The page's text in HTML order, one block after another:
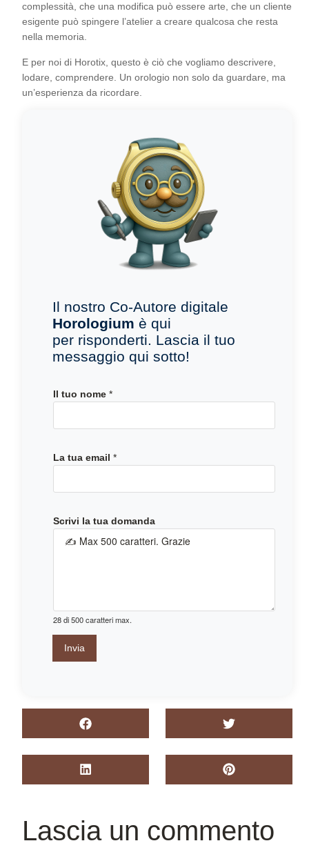
complessità, che una modifica può essere arte, che un cliente
esigente può spingere l’atelier a creare qualcosa che resta
nella memoria.
E per noi di Horotix, questo è ciò che vogliamo descrivere,
lodare, comprendere. Un orologio non solo da guardare, ma
un’esperienza da ricordare.
Il nostro Co-Autore digitale
Horologium è qui
per risponderti. Lascia il tuo
messaggio qui sotto!
Il tuo nome *
u
d
m
La tua email *
Scrivi la tua domanda
28 di 500 caratteri max.
Invia
Lascia un commento